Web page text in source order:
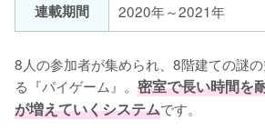
連載期間
2020年～2021年
8人の参加者が集められ、8階建ての謎
る『パイゲーム』。 密室で長い時間を
が増えていくシステムです。